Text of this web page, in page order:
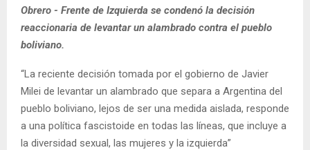
Obrero - Frente de Izquierda se condenó la decisión
reaccionaria de levantar un alambrado contra el pueblo
boliviano.
“La reciente decisión tomada por el gobierno de Javier
Milei de levantar un alambrado que separa a Argentina del
pueblo boliviano, lejos de ser una medida aislada, responde
a una política fascistoide en todas las líneas, que incluye a
la diversidad sexual, las mujeres y la izquierda”